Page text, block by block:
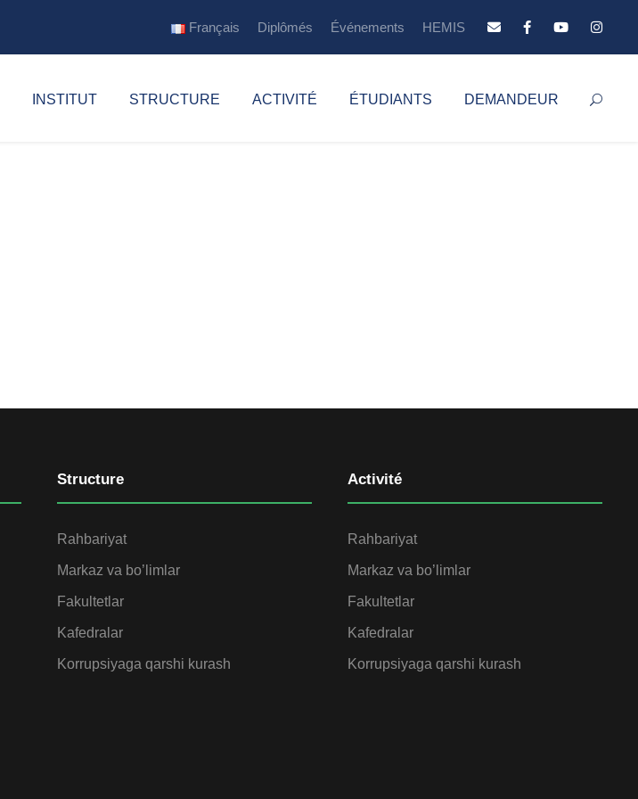
Français Diplômés Événements HEMIS
INSTITUT STRUCTURE ACTIVITÉ ÉTUDIANTS DEMANDEUR
Structure
Rahbariyat
Markaz va bo’limlar
Fakultetlar
Kafedralar
Korrupsiyaga qarshi kurash
Activité
Rahbariyat
Markaz va bo’limlar
Fakultetlar
Kafedralar
Korrupsiyaga qarshi kurash